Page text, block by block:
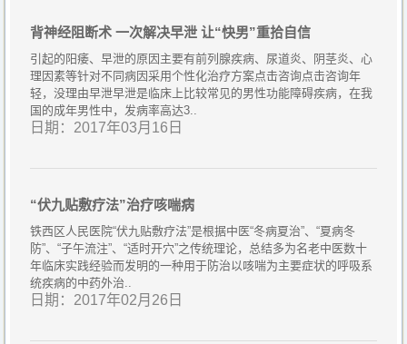
背神经阻断术 一次解决早泄 让“快男”重拾自信
引起的阳痿、早泄的原因主要有前列腺疾病、尿道炎、阴茎炎、心
理因素等针对不同病因采用个性化治疗方案点击咨询点击咨询年
轻，没理由早泄早泄是临床上比较常见的男性功能障碍疾病，在我
国的成年男性中，发病率高达3..
日期：2017年03月16日
“伏九贴敷疗法”治疗咳喘病
铁西区人民医院“伏九贴敷疗法”是根据中医“冬病夏治”、“夏病冬
防”、“子午流注”、“适时开穴”之传统理论，总结多为名老中医数十
年临床实践经验而发明的一种用于防治以咳喘为主要症状的呼吸系
统疾病的中药外治..
日期：2017年02月26日